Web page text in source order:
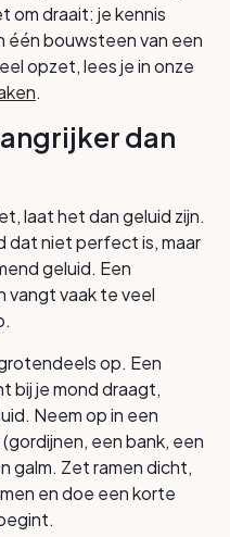
om draait: je kennis
één bouwsteen van een
opzet, lees je in onze
.
dan
laat het dan geluid zijn.
dat niet perfect is, maar
geluid. Een
vaak te veel
op. Een
bij je mond draagt,
Neem op in een
een bank, een
galm. Zet ramen dicht,
en doe een korte